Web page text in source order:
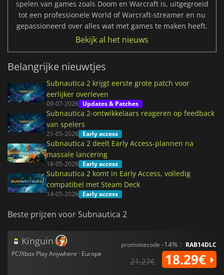
spelen van games zoals Doom en Warcraft is, uitgegroeid
tot een professionele World of Warcraft-streamer en nu
gepassioneerd over alles wat met games te maken heeft.
Bekijk al het nieuws
Belangrijke nieuwtjes
Subnautica 2 krijgt eerste grote patch voor
eerlijker overleven
09-07-2026 Updates & Patches
Subnautica 2-ontwikkelaars reageren op feedback
van spelers
21-05-2026 Early access
Subnautica 2 deelt Early Access-plannen na
massale lancering
18-05-2026 Early access
Subnautica 2 komt in Early Access, volledig
compatibel met Steam Deck
14-05-2026 Early access
Beste prijzen voor Subnautica 2
Kinguin
PC/Xbox Play Anywhere · Europe
promotiecode -14% : RAB14DLC
21.27€ 18.29€